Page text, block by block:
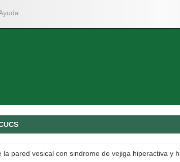
pared vesical con sindrome de vejiga hiperactiva y